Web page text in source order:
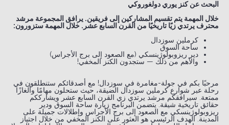
البحث عن كنز يوري دولغوروكي
خلال المهمة يتم تقسيم المشاركين إلى فريقين. يرافق المجموعة مرشد
محترف يرتدي زيًا تاريخيًا من القرن السابع عشر. خلال المهمة ستزورون:
كرملين سوزدال
ساحة السوق
دير ريزوبولوژينسكي (مع الصعود إلى برج الأجراس)
والأهم من ذلك — ستجدون الكنز المخفي!
مرحبًا بكم في جولة-مغامرة في سوزدال! مع أصدقائكم ستنطلقون في
رحلة عبر شوارع كرملين سوزدال الضيقة، حيث ستحلون مهامًا وألغازًا
ممتعة. سيرافقكم مرشد يرتدي زي القرن السابع عشر ويشارككم
حقائق تاريخية شيقة. يتضمن البرنامج زيارة ساحة السوق ودير
ريزوبولوژينسكي مع الصعود إلى برج الأجراس وإطلالات جميلة على
المدينة. الهدف الرئيسي هو العثور على الكنز المخفي من خلال اجتياز